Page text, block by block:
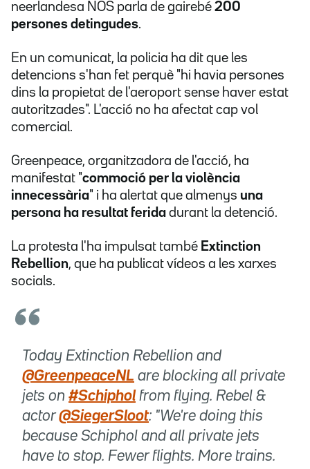
neerlandesa NOS parla de gairebé 200
persones detingudes.
En un comunicat, la policia ha dit que les
detencions s'han fet perquè "hi havia persones
dins la propietat de l'aeroport sense haver estat
autoritzades". L'acció no ha afectat cap vol
comercial.
Greenpeace, organitzadora de l'acció, ha
manifestat "commoció per la violència
innecessària" i ha alertat que almenys una
persona ha resultat ferida durant la detenció.
La protesta l'ha impulsat també Extinction
Rebellion, que ha publicat vídeos a les xarxes
socials.
Today Extinction Rebellion and
@GreenpeaceNL are blocking all private
jets on #Schiphol from flying. Rebel &
actor@SiegerSloot: "We're doing this
because Schiphol and all private jets
have to stop. Fewer flights. More trains.